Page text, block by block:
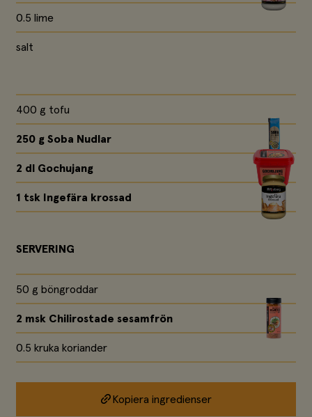
0.5 lime
salt
400 g tofu
250 gSoba Nudlar
2 dl Gochujang
1 tsk Ingefära krossad
SERVERING
50 g böngroddar
2 msk Chilirostade sesamfrön
0.5 kruka koriander
Kopiera ingredienser